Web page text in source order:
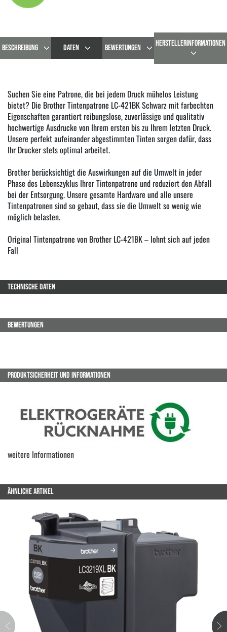
BESCHREIBUNG DATEN BEWERTUNGEN HERSTELLERINFORMATIONEN
Suchen Sie eine Patrone, die bei jedem Druck mühelos Leistung
bietet? Die Brother Tintenpatrone LC-421BK Schwarz mit farbechten
Eigenschaften garantiert reibungslose, zuverlässige und qualitativ
hochwertige Ausdrucke von Ihrem ersten bis zu Ihrem letzten Druck.
Unsere perfekt aufeinander abgestimmten Tinten sorgen dafür, dass
Ihr Drucker stets optimal arbeitet.
Brother berücksichtigt die Auswirkungen auf die Umwelt in jeder
Phase des Lebenszyklus Ihrer Tintenpatrone und reduziert den Abfall
bei der Entsorgung. Unsere gesamte Hardware und alle unsere
Tintenpatronen sind so gebaut, dass sie die Umwelt so wenig wie
möglich belasten.
Original Tintenpatrone von Brother LC-421BK – lohnt sich auf jeden
Fall
TECHNISCHE DATEN
BEWERTUNGEN
PRODUKTSICHERHEIT UND INFORMATIONEN
weitere Informationen
ÄHNLICHE ARTIKEL